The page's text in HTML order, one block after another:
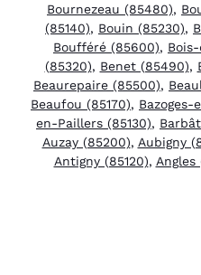
Bournezeau (85480),
(85140), Bouin (85230),
Boufféré (85600),
(85320), Benet (85490),
Beaurepaire (85500),
Beaufou (85170), Bazoges-
en-Paillers (85130),
Auzay (85200), Aubigny
Antigny (85120), Angles